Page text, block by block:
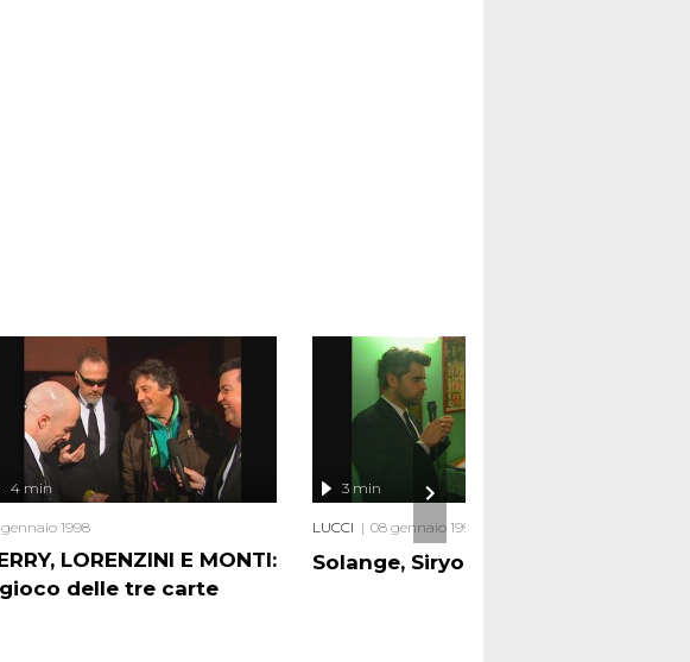
LORENZINI E MONTI:
delle tre carte
4 min
1998
Solange, Siryo e lo schiaffo
3 min
LUCCI 08 gennaio 1998